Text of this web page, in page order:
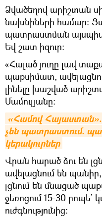
Ձվածեղով արիշտան
նախնիների համար։
պատրաստման
Եվ շատ իզուր։
«Հալած յուղը լավ
պաքսիմատ,
լինելը խաշված
Մամուլյանը։
«Համով Հայաստան».
չեն պատրաստում.
կերակուրներ
Վրան հարած ձու են
ավելացնում են
լցնում են մնացած
ջեռոցում 15-30
ուժգնությունից։